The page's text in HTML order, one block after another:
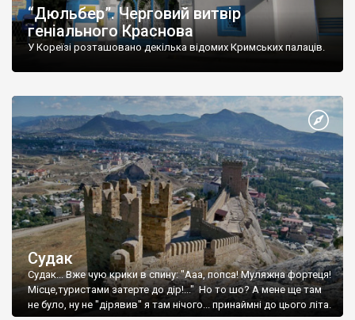
“Дюльбер”. Черговий витвір
геніального Краснова
У Кореїзі розташовано декілька відомих Кримських палаців.
Судак
Судак... Вже чую крики в спину: "Ааа, попса! Муляжна фортеця!
Місце,туристами затерте до дір!..." Но то шо? А мене ще там
не було, ну не "дірявив" я там нічого... принаймні до цього літа.